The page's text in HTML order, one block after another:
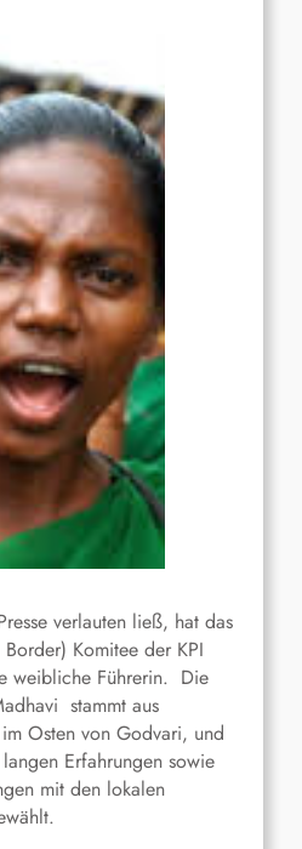
verlauten ließ, hat das
Komitee der KPI
weibliche Führerin. Die
stammt aus
Osten von Godvari, und
Erfahrungen sowie
mit den lokalen